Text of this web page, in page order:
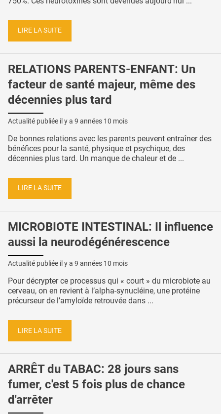
LIRE LA SUITE
RELATIONS PARENTS-ENFANT: Un
facteur de santé majeur, même des
décennies plus tard
Actualité publiée il y a 9 années 10 mois
De bonnes relations avec les parents peuvent entraîner des
bénéfices pour la santé, physique et psychique, des
décennies plus tard. Un manque de chaleur et de ...
LIRE LA SUITE
MICROBIOTE INTESTINAL: Il influence
aussi la neurodégénérescence
Actualité publiée il y a 9 années 10 mois
Pour décrypter ce processus qui « court » du microbiote au
cerveau, on en revient à l’alpha-synucléine, une protéine
précurseur de l’amyloïde retrouvée dans ...
LIRE LA SUITE
ARRÊT du TABAC: 28 jours sans
fumer, c'est 5 fois plus de chance
d'arrêter